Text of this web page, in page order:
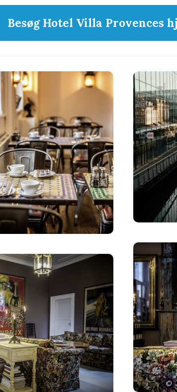
Besøg Hotel Villa Provences